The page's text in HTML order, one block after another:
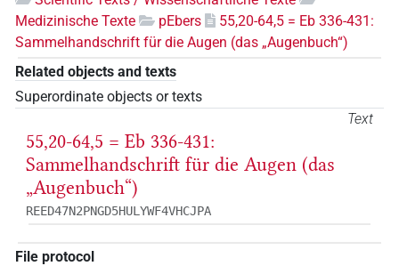
Medizinische Texte
pEbers
55,20-64,5 = Eb 336-431:
Sammelhandschrift für die Augen (das „Augenbuch“)
Related objects and texts
Superordinate objects or texts
Text
55,20-64,5 = Eb 336-431:
Sammelhandschrift für die Augen (das
„Augenbuch“)
REED47N2PNGD5HULYWF4VHCJPA
File protocol